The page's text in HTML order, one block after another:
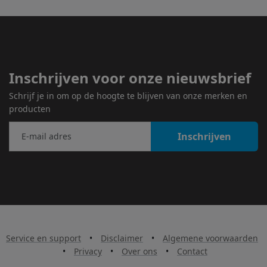
Inschrijven voor onze nieuwsbrief
Schrijf je in om op de hoogte te blijven van onze merken en
producten
Inschrijven
Service en support • Disclaimer •
Algemene voorwaarden
•
Privacy • Over ons • Contact